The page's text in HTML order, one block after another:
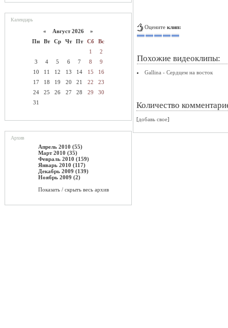
Календарь
« Август 2026 »
Пн
Вт Ср Чт Пт Сб
Вс
1
2
3
4 5 6 7 8
9
10
11 12 13 14 15
16
17
18 19 20 21 22
23
24
25 26 27 28 29
30
31
Архив
Апрель 2010 (55)
Март 2010 (35)
Февраль 2010 (159)
Январь 2010 (117)
Декабрь 2009 (139)
Ноябрь 2009 (2)
Показать / скрыть весь архив
Оцените клип:
Похожие видеоклипы:
Gallina - Сердцем на восток
Количество
[добавь свое]